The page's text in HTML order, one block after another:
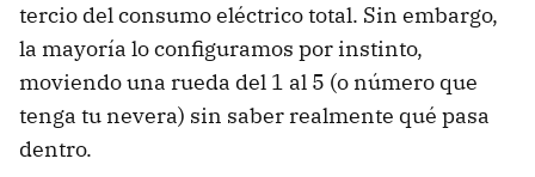
tercio del consumo eléctrico total. Sin embargo,
la mayoría lo configuramos por instinto,
moviendo una rueda del 1 al 5 (o número que
tenga tu nevera) sin saber realmente qué pasa
dentro.